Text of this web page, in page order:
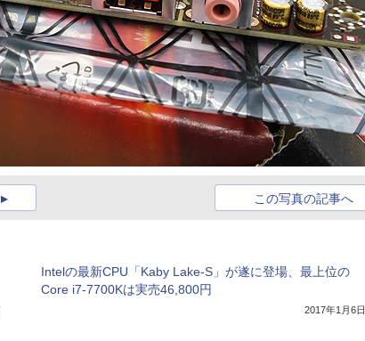
この写真の記事へ
Intelの最新CPU「Kaby Lake-S」が遂に登場、最上位の
Core i7-7700Kは実売46,800円
2017年1月6日